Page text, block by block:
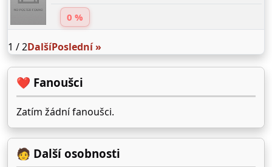
0 %
1 / 2DalšíPoslední »
❤️ Fanoušci
Zatím žádní fanoušci.
🧑 Další osobnosti